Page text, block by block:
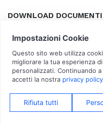
DOWNLOAD
Calendario scolastico
Attestazione per rientrare a
Sovvenzioni, sussidi,
© 2026 Asilo Infantile Scuola